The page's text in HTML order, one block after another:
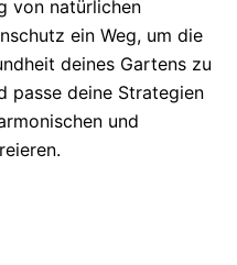
von natürlichen
ein Weg, um die
deines Gartens zu
passe deine Strategien
und